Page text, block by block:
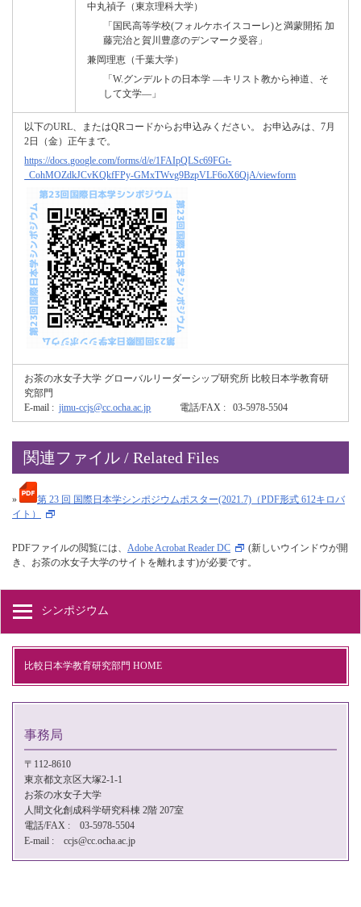
中丸禎子（東京理科大学）
「国民高等学校(フォルケホイスコーレ)と満蒙開拓 加
藤完治と賀川豊彦のデンマーク受容」
兼岡理恵（千葉大学）
「W.グンデルトの日本学 —キリスト教から神道、そ
して文学—」
以下のURL、またはQRコードからお申込みください。 お申込みは、7月
2日（金）正午まで。
https://docs.google.com/forms/d/e/1FAIpQLSc69FGt-
_CohMOZdkJCvKQkfFPy-GMxTWvg9BzpVLF6oX6QjA/viewform
お茶の水女子大学 グローバルリーダーシップ研究所 比較日本学教育研
究部門
E-mail :jimu-ccjs@cc.ocha.ac.jp 電話/FAX : 03-5978-5504
関連ファイル / Related Files
»
第 23 回 国際日本学シンポジウムポスター(2021.7)（PDF形式 612キロバ
イト）
PDFファイルの閲覧には、 Adobe Acrobat Reader DC
(新しいウインドウが開
き、お茶の水女子大学のサイトを離れます)が必要です。
シンポジウム
比較日本学教育研究部門 HOME
事務局
〒112-8610
東京都文京区大塚2-1-1
お茶の水女子大学
人間文化創成科学研究科棟 2階 207室
電話/FAX : 03-5978-5504
E-mail : ccjs@cc.ocha.ac.jp